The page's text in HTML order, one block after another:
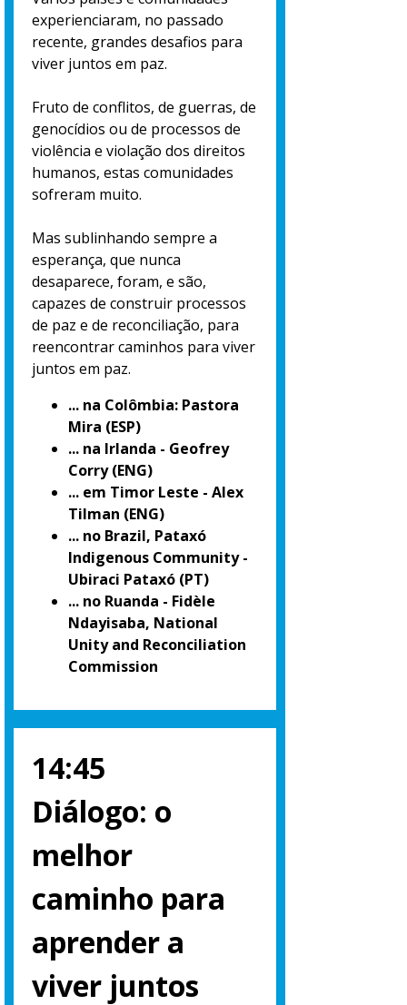
experienciaram, no passado
recente, grandes desafios para
viver juntos em paz.
Fruto de conflitos, de guerras, de
genocídios ou de processos de
violência e violação dos direitos
humanos, estas comunidades
sofreram muito.
Mas sublinhando sempre a
esperança, que nunca
desaparece, foram, e são,
capazes de construir processos
de paz e de reconciliação, para
reencontrar caminhos para viver
juntos em paz.
... na Colômbia: Pastora
Mira (ESP)
... na Irlanda - Geofrey
Corry (ENG)
... em Timor Leste - Alex
Tilman (ENG)
... no Brazil, Pataxó
Indigenous Community -
Ubiraci Pataxó (PT)
... no Ruanda - Fidèle
Ndayisaba, National
Unity and Reconciliation
Commission
14:45
Diálogo: o
melhor
caminho para
aprender a
viver juntos